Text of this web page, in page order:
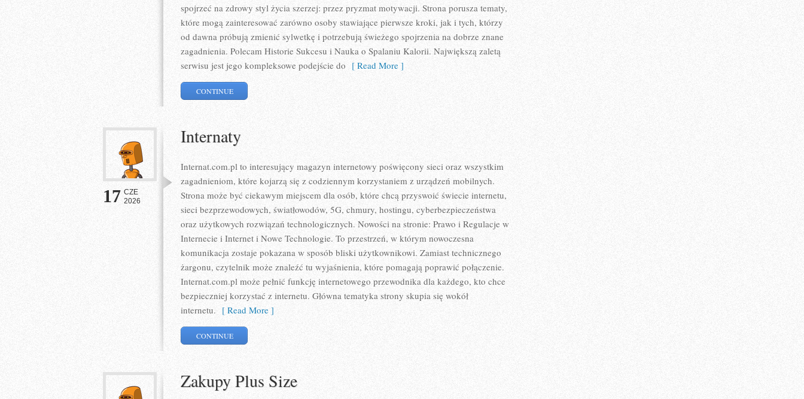
spojrzeć na zdrowy styl życia szerzej: przez pryzmat motywacji. Strona porusza tematy,
które mogą zainteresować zarówno osoby stawiające pierwsze kroki, jak i tych, którzy
od dawna próbują zmienić sylwetkę i potrzebują świeżego spojrzenia na dobrze znane
zagadnienia. Polecam Historie Sukcesu i Nauka o Spalaniu Kalorii. Największą zaletą
serwisu jest jego kompleksowe podejście do [ Read More ]
CONTINUE
17 CZE
2026
Internaty
Internat.com.pl to interesujący magazyn internetowy poświęcony sieci oraz wszystkim
zagadnieniom, które kojarzą się z codziennym korzystaniem z urządzeń mobilnych.
Strona może być ciekawym miejscem dla osób, które chcą przyswoić świecie internetu,
sieci bezprzewodowych, światłowodów, 5G, chmury, hostingu, cyberbezpieczeństwa
oraz użytkowych rozwiązań technologicznych. Nowości na stronie: Prawo i Regulacje w
Internecie i Internet i Nowe Technologie. To przestrzeń, w którym nowoczesna
komunikacja zostaje pokazana w sposób bliski użytkownikowi. Zamiast technicznego
żargonu, czytelnik może znaleźć tu wyjaśnienia, które pomagają poprawić połączenie.
Internat.com.pl może pełnić funkcję internetowego przewodnika dla każdego, kto chce
bezpieczniej korzystać z internetu. Główna tematyka strony skupia się wokół
internetu. [ Read More ]
CONTINUE
Zakupy Plus Size